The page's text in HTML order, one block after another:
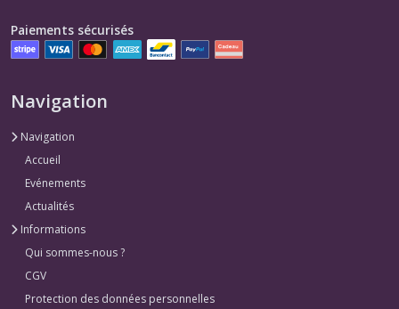
Paiements sécurisés
Navigation
Navigation
Accueil
Evénements
Actualités
Informations
Qui sommes-nous ?
CGV
Protection des données personnelles